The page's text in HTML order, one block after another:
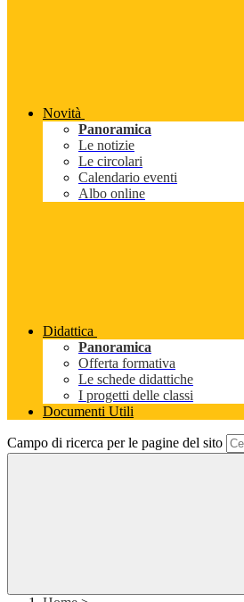
Novità
Panoramica
Le notizie
Le circolari
Calendario eventi
Albo online
Didattica
Panoramica
Offerta formativa
Le schede didattiche
I progetti delle classi
Documenti Utili
Campo di ricerca per le pagine del sito